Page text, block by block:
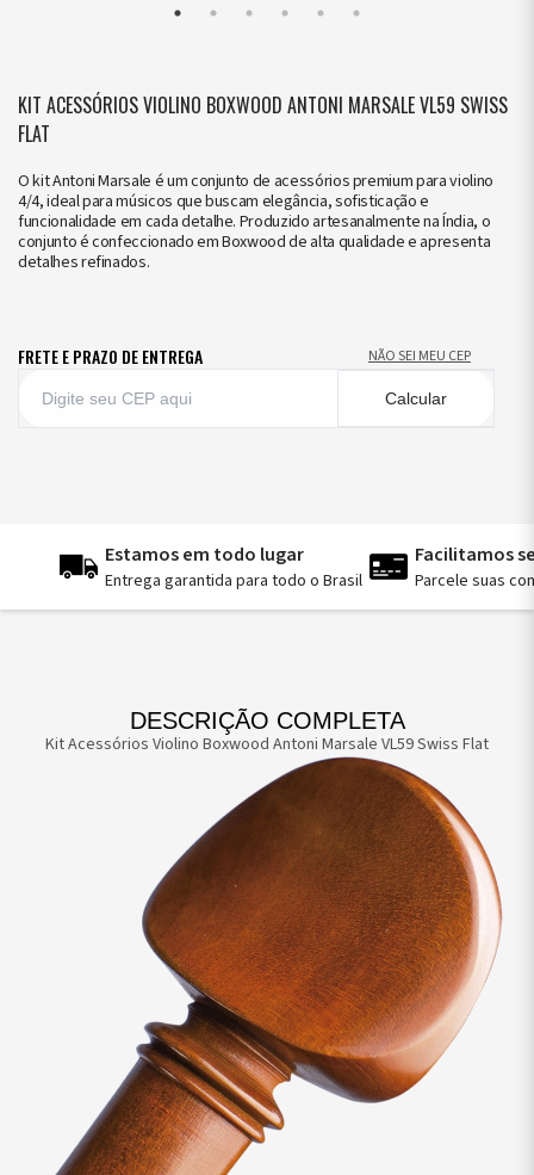
KIT ACESSÓRIOS VIOLINO BOXWOOD ANTONI MARSALE VL59 SWISS
FLAT
O kit Antoni Marsale é um conjunto de acessórios premium para violino
4/4, ideal para músicos que buscam elegância, sofisticação e
funcionalidade em cada detalhe. Produzido artesanalmente na Índia, o
conjunto é confeccionado em Boxwood de alta qualidade e apresenta
detalhes refinados.
FRETE E PRAZO DE ENTREGA NÃO SEI MEU CEP
Calcular
Estamos em todo lugar
Entrega garantida para todo o Brasil
Facilitamos
Parcele suas
DESCRIÇÃO COMPLETA
Kit Acessórios Violino Boxwood Antoni Marsale VL59 Swiss Flat